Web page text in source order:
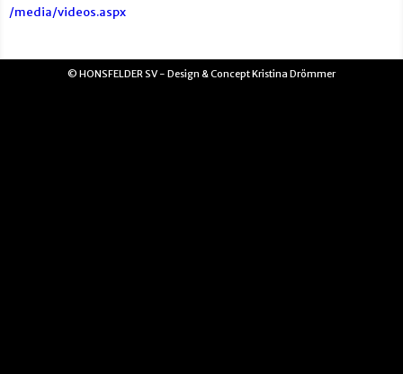
/media/videos.aspx
© HONSFELDER SV - Design & Concept Kristina Drömmer